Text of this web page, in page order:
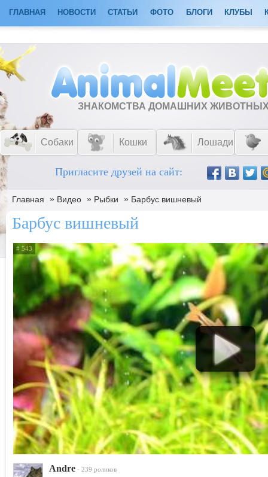
ГЛАВНАЯ НОВОСТИ СТАТЬИ ФОТО БЛОГИ КЛУБЫ
ЗНАКОМСТВА ДОМАШНИХ
Собаки Кошки Лошади
Пригласите друзей на сайт:
Главная » Видео » Рыбки » Барбус вишневый
Барбус вишневый
# 543
Andre · 239 роликов